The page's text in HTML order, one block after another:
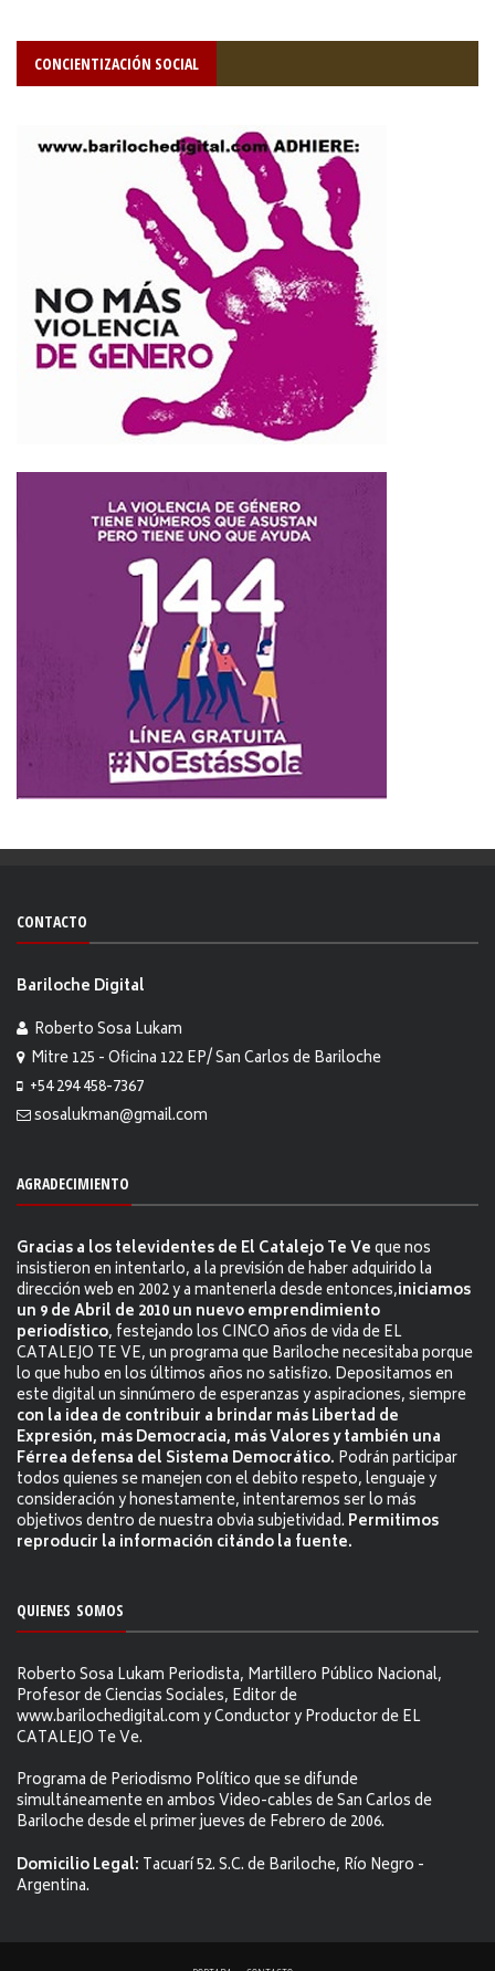
CONCIENTIZACIÓN SOCIAL
CONTACTO
Bariloche Digital
Roberto Sosa Lukam
Mitre 125 - Oficina 122 EP/ San Carlos de Bariloche
+54 294 458-7367
sosalukman@gmail.com
AGRADECIMIENTO
Gracias a los televidentes de El Catalejo Te Veque nos
insistieron en intentarlo, a la previsión de haber adquirido la
dirección web en 2002 y a mantenerla desde entonces,iniciamos
un 9 de Abril de 2010 un nuevo emprendimiento
periodístico, festejando los CINCO años de vida de EL
CATALEJO TE VE, un programa que Bariloche necesitaba porque
lo que hubo en los últimos años no satisfizo. Depositamos en
este digital un sinnúmero de esperanzas y aspiraciones, siempre
con la idea de contribuir a brindar más Libertad de
Expresión, más Democracia, más Valores y también una
Férrea defensa del Sistema Democrático. Podrán participar
todos quienes se manejen con el debito respeto, lenguaje y
consideración y honestamente, intentaremos ser lo más
objetivos dentro de nuestra obvia subjetividad. Permitimos
reproducir la información citándo la fuente.
QUIENES SOMOS
Roberto Sosa Lukam Periodista, Martillero Público Nacional,
Profesor de Ciencias Sociales, Editor de
www.barilochedigital.com y Conductor y Productor de EL
CATALEJO Te Ve.
Programa de Periodismo Político que se difunde
simultáneamente en ambos Video-cables de San Carlos de
Bariloche desde el primer jueves de Febrero de 2006.
Domicilio Legal: Tacuarí 52. S.C. de Bariloche, Río Negro -
Argentina.